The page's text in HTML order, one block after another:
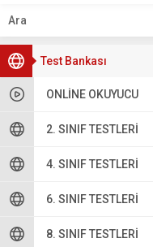
Test Bankası
ONLINE OKUYUCU
2. SINIF TESTLERI
4. SINIF TESTLERI
6. SINIF TESTLERI
8. SINIF TESTLERI